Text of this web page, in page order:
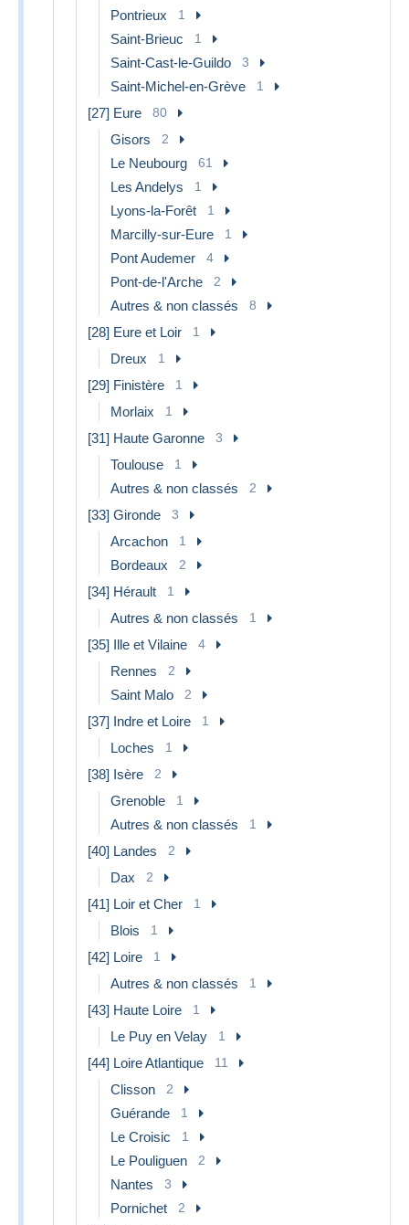
Pontrieux 1
Saint-Brieuc 1
Saint-Cast-le-Guildo 3
Saint-Michel-en-Grève 1
[27] Eure 80
Gisors 2
Le Neubourg 61
Les Andelys 1
Lyons-la-Forêt 1
Marcilly-sur-Eure 1
Pont Audemer 4
Pont-de-l'Arche 2
Autres & non classés 8
[28] Eure et Loir 1
Dreux 1
[29] Finistère 1
Morlaix 1
[31] Haute Garonne 3
Toulouse 1
Autres & non classés 2
[33] Gironde 3
Arcachon 1
Bordeaux 2
[34] Hérault 1
Autres & non classés 1
[35] Ille et Vilaine 4
Rennes 2
Saint Malo 2
[37] Indre et Loire 1
Loches 1
[38] Isère 2
Grenoble 1
Autres & non classés 1
[40] Landes 2
Dax 2
[41] Loir et Cher 1
Blois 1
[42] Loire 1
Autres & non classés 1
[43] Haute Loire 1
Le Puy en Velay 1
[44] Loire Atlantique 11
Clisson 2
Guérande 1
Le Croisic 1
Le Pouliguen 2
Nantes 3
Pornichet 2